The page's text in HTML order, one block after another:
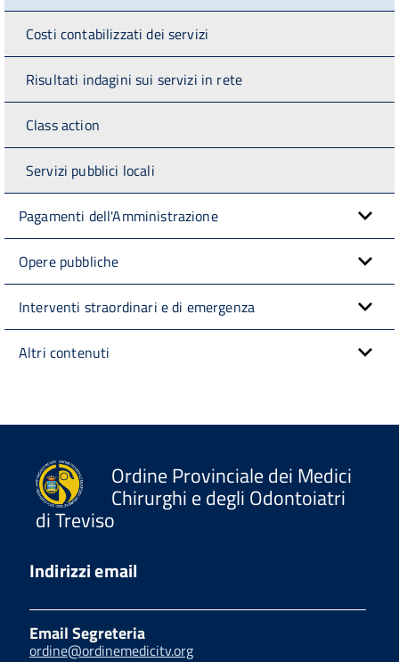
Costi contabilizzati dei servizi
Risultati indagini sui servizi in rete
Class action
Servizi pubblici locali
Pagamenti dell'Amministrazione
Opere pubbliche
Interventi straordinari e di emergenza
Altri contenuti
Ordine Provinciale dei Medici
Chirurghi e degli Odontoiatri
di Treviso
Indirizzi email
Email Segreteria
ordine@ordinemedicitv.org